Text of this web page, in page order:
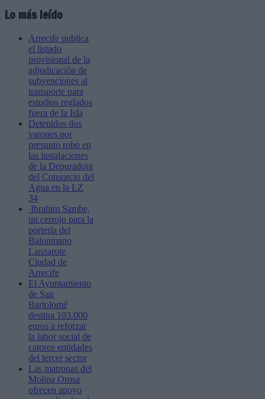
Lo más leído
Arrecife publica
el listado
provisional de la
adjudicación de
subvenciones al
transporte para
estudios reglados
fuera de la Isla
Detenidos dos
varones por
presunto robo en
las instalaciones
de la Depuradora
del Consorcio del
Agua en la LZ
34
Ibrahim Sambe,
un cerrojo para la
portería del
Balonmano
Lanzarote
Ciudad de
Arrecife
El Ayuntamiento
de San
Bartolomé
destina 103.000
euros a reforzar
la labor social de
catorce entidades
del tercer sector
Las matronas del
Molina Orosa
ofrecen apoyo